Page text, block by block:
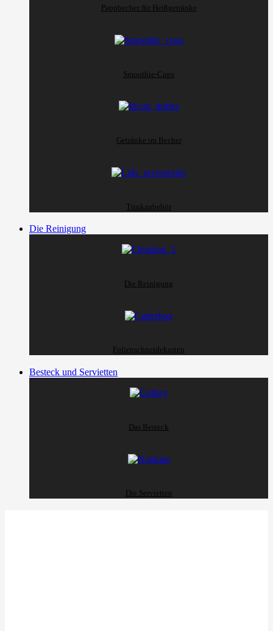
Pappbecher für Heißgetränke
Smoothie-Cups
Getränke im Becher
Trinkzubehör
Die Reinigung
Die Reinigung
Folienschneidekasten
Besteck und Servietten
Das Besteck
Die Servietten